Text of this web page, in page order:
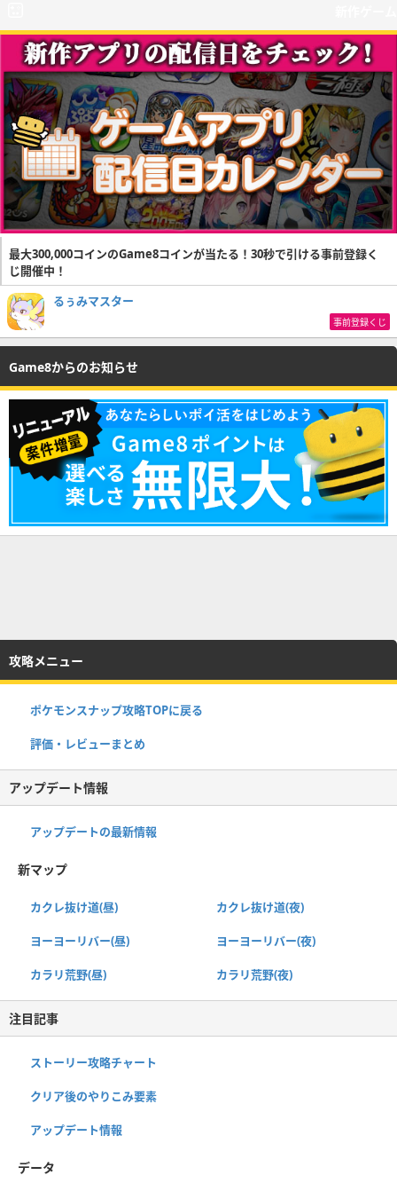
最大300,000コインのGame8コインが当たる！30秒で引ける事前登録く
じ開催中！
るぅみマスター
事前登録くじ
Game8からのお知らせ
攻略メニュー
ポケモンスナップ攻略TOPに戻る
評価・レビューまとめ
アップデート情報
アップデートの最新情報
新マップ
カクレ抜け道(昼) カクレ抜け道(夜)
ヨーヨーリバー(昼) ヨーヨーリバー(夜)
カラリ荒野(昼) カラリ荒野(夜)
注目記事
ストーリー攻略チャート
クリア後のやりこみ要素
アップデート情報
データ